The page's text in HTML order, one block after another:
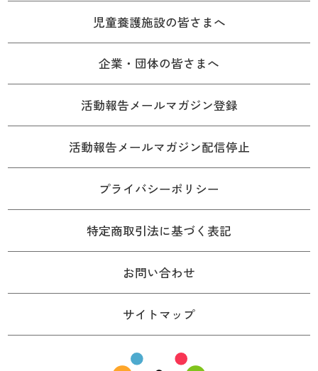
児童養護施設の皆さまへ
企業・団体の皆さまへ
活動報告メールマガジン登録
活動報告メールマガジン配信停止
プライバシーポリシー
特定商取引法に基づく表記
お問い合わせ
サイトマップ